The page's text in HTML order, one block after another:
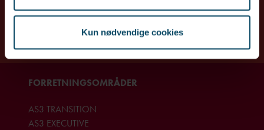
Kun nødvendige cookies
FORRETNINGSOMRÅDER
AS3 TRANSITION
AS3 EXECUTIVE